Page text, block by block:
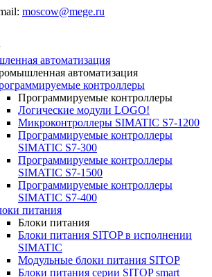
moscow@mege.ru
автоматизация
автоматизация
контроллеры
Программируемые контроллеры
Логические модули LOGO!
Микроконтроллеры SIMATIC S7-1200
Программируемые контроллеры
SIMATIC S7-300
Программируемые контроллеры
SIMATIC S7-1500
Программируемые контроллеры
SIMATIC S7-400
питания
Блоки питания
Блоки питания SITOP в исполнении
SIMATIC
Модульные блоки питания SITOP
Блоки питания серии SITOP smart